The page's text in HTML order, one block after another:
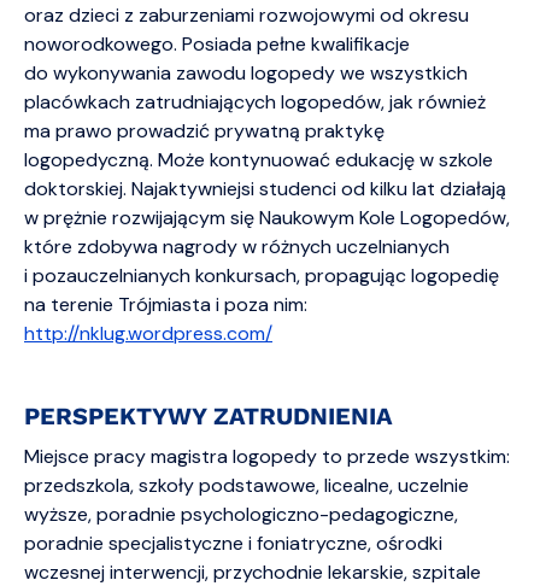
oraz dzieci z zaburzeniami rozwojowymi od okresu
noworodkowego. Posiada pełne kwalifikacje
do wykonywania zawodu logopedy we wszystkich
placówkach zatrudniających logopedów, jak również
ma prawo prowadzić prywatną praktykę
logopedyczną. Może kontynuować edukację w szkole
doktorskiej. Najaktywniejsi studenci od kilku lat działają
w prężnie rozwijającym się Naukowym Kole Logopedów,
które zdobywa nagrody w różnych uczelnianych
i pozauczelnianych konkursach, propagując logopedię
na terenie Trójmiasta i poza nim:
http://nklug.wordpress.com/
PERSPEKTYWY ZATRUDNIENIA
Miejsce pracy magistra logopedy to przede wszystkim:
przedszkola, szkoły podstawowe, licealne, uczelnie
wyższe, poradnie psychologiczno-pedagogiczne,
poradnie specjalistyczne i foniatryczne, ośrodki
wczesnej interwencji, przychodnie lekarskie, szpitale